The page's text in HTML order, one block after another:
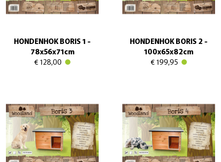
HONDENHOK BORIS 1 -
78x56x71cm
€ 128,00
HONDENHOK BORIS 2 -
100x65x82cm
€ 199,95